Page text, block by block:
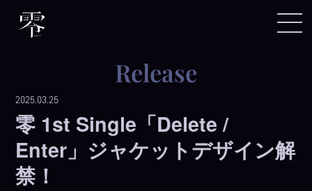
release
2025.03.25
零 1st Single「Delete /
Enter」ジャケットデザイン解
禁！